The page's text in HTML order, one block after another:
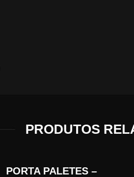
PRODUTOS
PORTA PALETES –